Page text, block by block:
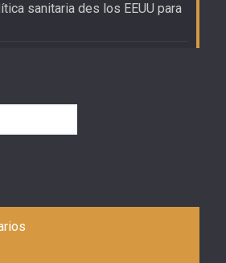
sanitaria des los EEUU para